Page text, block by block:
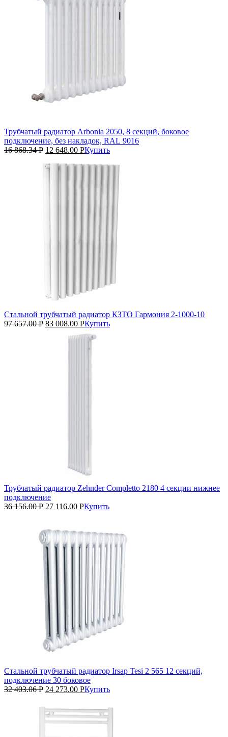
Трубчатый радиатор Arbonia 2050, 8 секций, боковое
подключение, без накладок, RAL 9016
16 868.34Р 12 648.00 РКупить
Стальной трубчатый радиатор КЗТО Гармония 2‑1000‑10
97 657.00Р 83 008.00 РКупить
Трубчатый радиатор Zehnder Completto 2180 4 секции нижнее
подключение
36 156.00Р 27 116.00 РКупить
Стальной трубчатый радиатор Irsap Tesi 2 565 12 секций,
подключение 30 боковое
32 403.06Р 24 273.00 РКупить